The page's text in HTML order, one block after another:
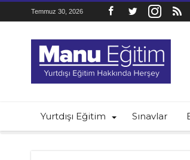
Temmuz 30, 2026
Yurtdışı Eğitim Sınavlar